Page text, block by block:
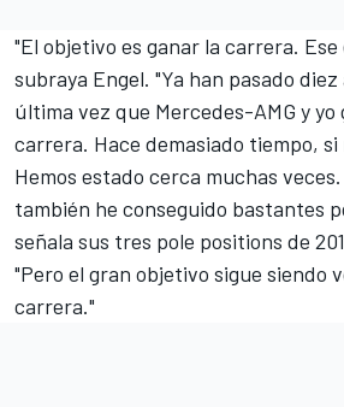
"El objetivo es ganar la carrera.
subraya Engel. "Ya han pasado diez
última vez que Mercedes-AMG y yo
carrera. Hace demasiado tiempo,
Hemos estado cerca muchas
también he conseguido bastantes
señala sus tres pole positions de
"Pero el gran objetivo sigue siendo
carrera."